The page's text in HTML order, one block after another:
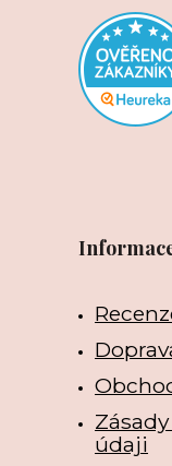
údaji